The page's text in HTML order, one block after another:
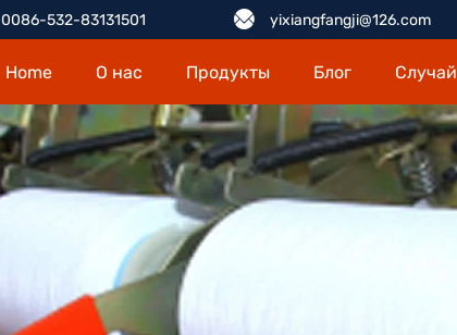
0086-532-83131501 yixiangfangji@126.com
Home О нас Продукты Блог Случай